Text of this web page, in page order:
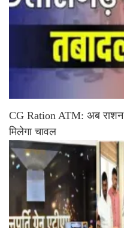
CG Ration ATM: अब
मिलेगा चावल